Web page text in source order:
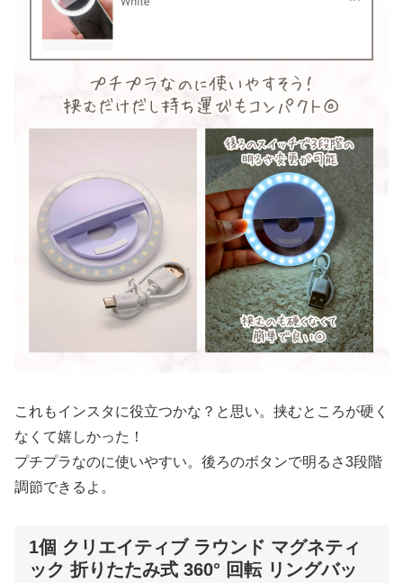
これもインスタに役立つかな？と思い。挟むところが硬く
なくて嬉しかった！
プチプラなのに使いやすい。後ろのボタンで明るさ3段階
調節できるよ。
1個 クリエイティブ ラウンド マグネティ
ック 折りたたみ式 360° 回転 リングバッ